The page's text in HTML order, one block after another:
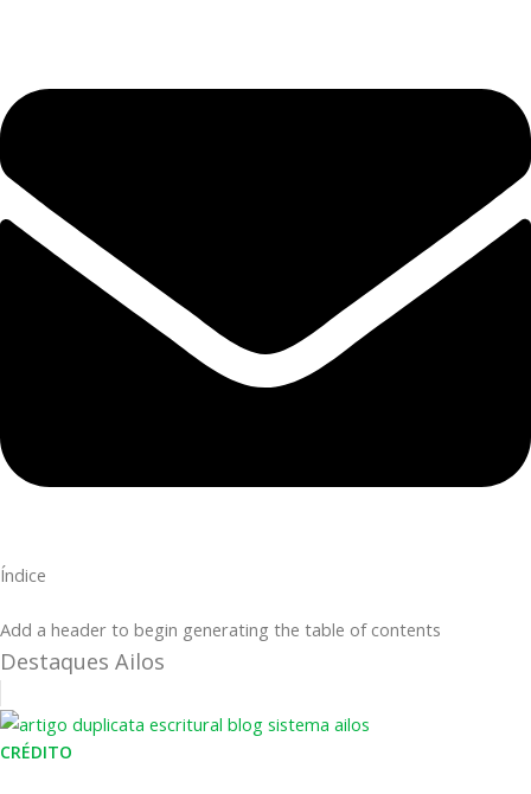
Índice
Add a header to begin generating the table of contents
Destaques Ailos
CRÉDITO